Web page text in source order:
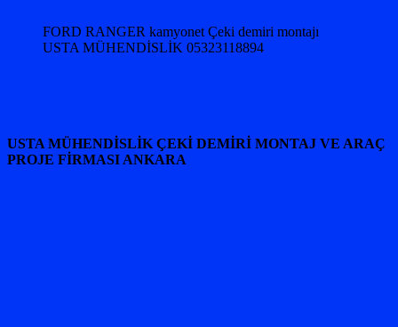
FORD RANGER kamyonet Çeki demiri montajı
USTA MÜHENDİSLİK 05323118894
USTA MÜHENDİSLİK ÇEKİ DEMİRİ MONTAJ VE ARAÇ
PROJE FİRMASI ANKARA